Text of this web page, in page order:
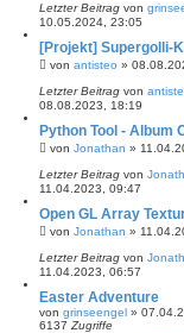
Letzter Beitrag von
10.05.2024, 23:05
[Projekt] Supergolli-
von antisteo »
Letzter Beitrag von
08.08.2023, 18:19
Python Tool - Album
von Jonathan »
Letzter Beitrag von
11.04.2023, 09:47
Open GL Array
von Jonathan »
Letzter Beitrag von
11.04.2023, 06:57
Easter Adventure
von grinseengel »
6137 Zugriffe